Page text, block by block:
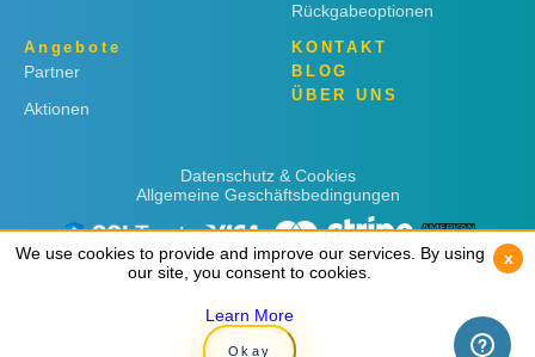
Rückgabeoptionen
Angebote
Partner
Aktionen
KONTAKT
BLOG
ÜBER UNS
Datenschutz & Cookies
Allgemeine Geschäftsbedingungen
Copyright © 2019 Rent 'n Connect
We use cookies to provide and improve our services. By using
our site, you consent to cookies.
Learn More
Okay
x
We use cookies to provide and improve our services. By using
our site, you consent to cookies.
Learn More
Okay
x